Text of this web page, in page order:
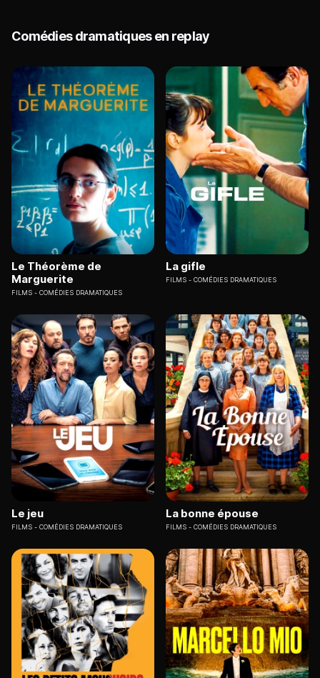
Comédies dramatiques en replay
Le Théorème de
Marguerite
FILMS COMÉDIES DRAMATIQUES
La gifle
FILMS COMÉDIES DRAMATIQUES
Le jeu
FILMS COMÉDIES DRAMATIQUES
La bonne épouse
FILMS COMÉDIES DRAMATIQUES